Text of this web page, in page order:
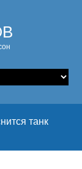
танк